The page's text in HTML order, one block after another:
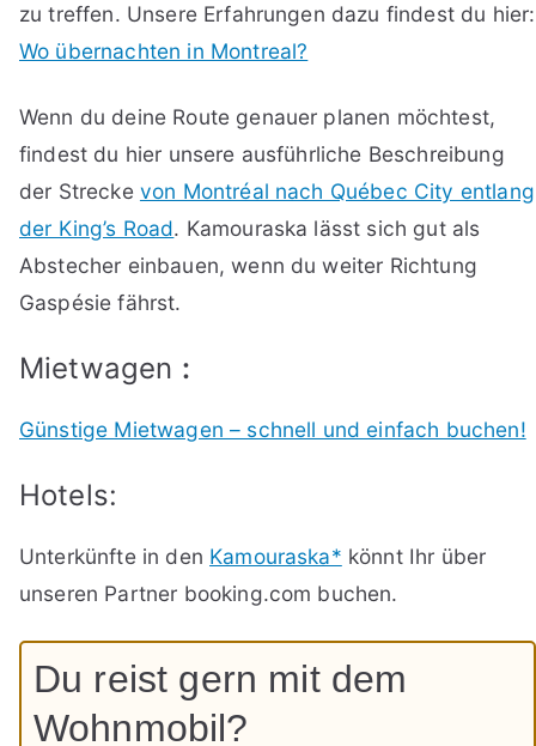
zu treffen. Unsere Erfahrungen dazu findest du hier:
Wo übernachten in Montreal?
Wenn du deine Route genauer planen möchtest,
findest du hier unsere ausführliche Beschreibung
der Strecke von Montréal nach Québec City entlang
der King’s Road. Kamouraska lässt sich gut als
Abstecher einbauen, wenn du weiter Richtung
Gaspésie fährst.
Mietwagen :
Günstige Mietwagen – schnell und einfach buchen!
Hotels:
Unterkünfte in den Kamouraska* könnt Ihr über
unseren Partner booking.com buchen.
Du reist gern mit dem
Wohnmobil?